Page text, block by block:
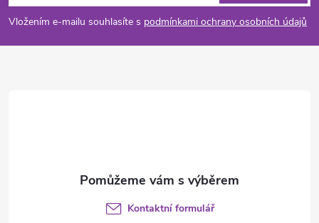
pVložením e-mailu souhlasíte s podmínkami ochrany osobních údajů
Kontaktní formulář